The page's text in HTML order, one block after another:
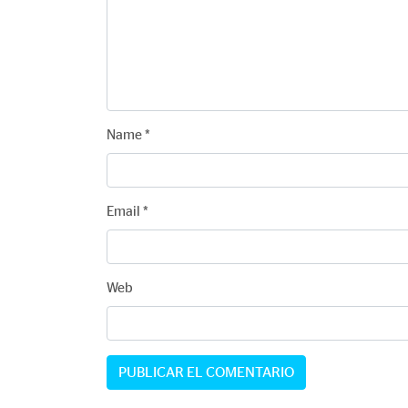
Name *
Email *
Web